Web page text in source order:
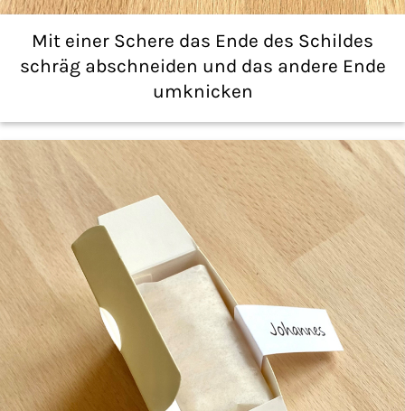
Mit einer Schere das Ende des Schildes
schräg abschneiden und das andere Ende
umknicken